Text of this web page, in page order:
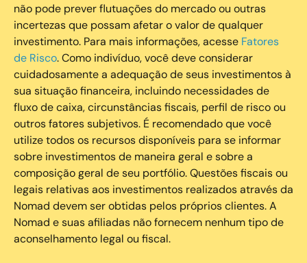
não pode prever flutuações do mercado ou outras
incertezas que possam afetar o valor de qualquer
investimento. Para mais informações, acesse Fatores
de Risco. Como indivíduo, você deve considerar
cuidadosamente a adequação de seus investimentos à
sua situação financeira, incluindo necessidades de
fluxo de caixa, circunstâncias fiscais, perfil de risco ou
outros fatores subjetivos. É recomendado que você
utilize todos os recursos disponíveis para se informar
sobre investimentos de maneira geral e sobre a
composição geral de seu portfólio. Questões fiscais ou
legais relativas aos investimentos realizados através da
Nomad devem ser obtidas pelos próprios clientes. A
Nomad e suas afiliadas não fornecem nenhum tipo de
aconselhamento legal ou fiscal.